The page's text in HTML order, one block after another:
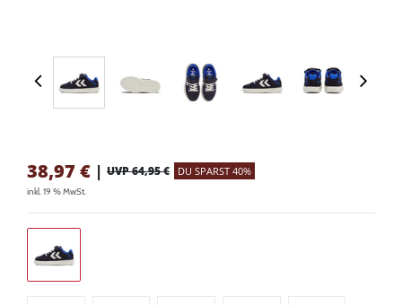
38,97 € | UVP 64,95 € DU SPARST 40%
inkl. 19 % MwSt.